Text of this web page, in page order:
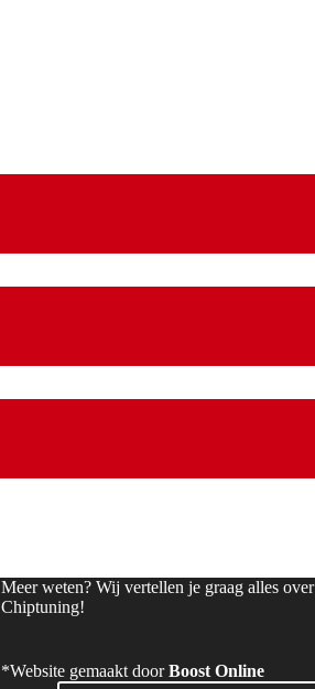
Meer weten? Wij vertellen je graag alles over
Chiptuning!
*Website gemaakt doorBoost Online